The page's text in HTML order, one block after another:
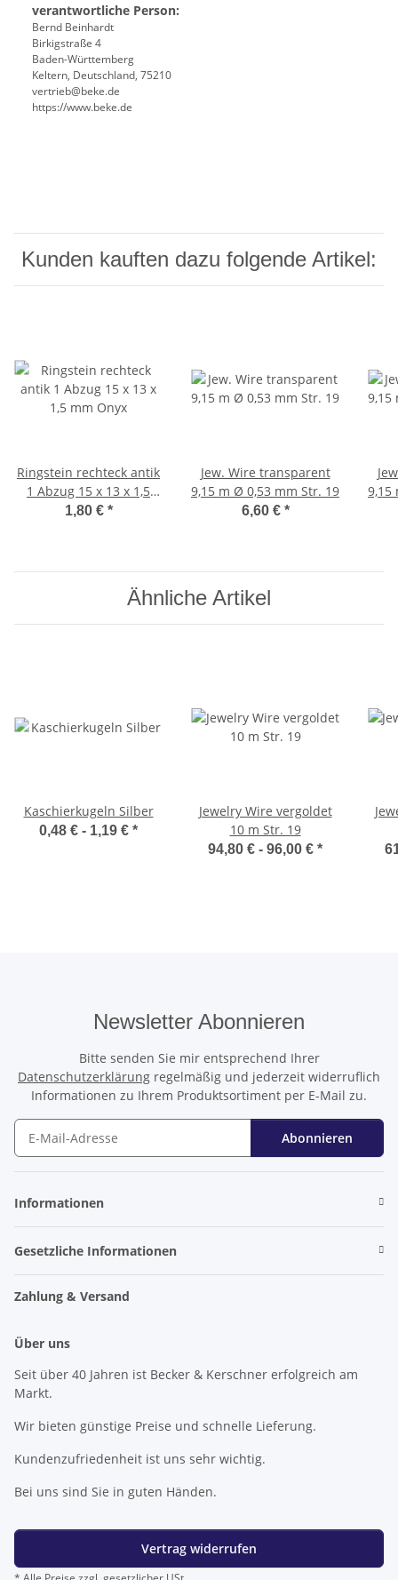
verantwortliche Person:
Bernd Beinhardt
Birkigstraße 4
Baden-Württemberg
Keltern, Deutschland, 75210
vertrieb@beke.de
https://www.beke.de
Kunden kauften dazu folgende Artikel:
Ringstein rechteck antik
1 Abzug 15 x 13 x 1,5
mm Onyx
1,80 € *
Jew. Wire transparent
9,15 m Ø 0,53 mm Str. 19
6,60 € *
9,15
Ähnliche Artikel
Kaschierkugeln Silber
0,48 € - 1,19 € *
Jewelry Wire vergoldet
10 m Str. 19
94,80 € - 96,00 € *
Newsletter Abonnieren
Bitte senden Sie mir entsprechend Ihrer
Datenschutzerklärung regelmäßig und jederzeit widerruflich
Informationen zu Ihrem Produktsortiment per E-Mail zu.
Abonnieren
Informationen
Gesetzliche Informationen
Zahlung & Versand
Über uns
Seit über 40 Jahren ist Becker & Kerschner erfolgreich am
Markt.
Wir bieten günstige Preise und schnelle Lieferung.
Kundenzufriedenheit ist uns sehr wichtig.
Bei uns sind Sie in guten Händen.
Vertrag widerrufen